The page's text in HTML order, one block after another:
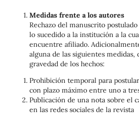
Medidas frente a los autores
Rechazo del manuscrito
lo sucedido a la institución a la
encuentre afiliado.
alguna de las siguientes medidas,
gravedad de los hechos:
Prohibición temporal para
con plazo máximo entre uno a
Publicación de una nota sobre el
en las redes sociales de la revista